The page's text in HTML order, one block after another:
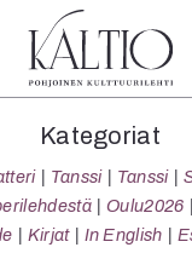
Kategoriat
Verkkoartikkeli
Teatteri
Tanssi
Kategoriat
Tanssi Tanssi
Oulu2026
Kirjat In English